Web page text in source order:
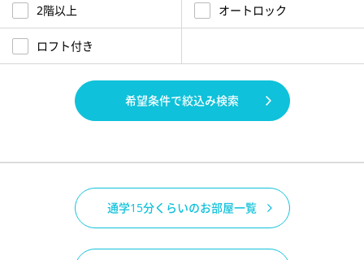
2階以上 オートロック
ロフト付き
希望条件で絞込み検索
通学15分くらいのお部屋一覧